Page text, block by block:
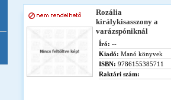
Rozália
királykisasszony a
varázspóniknál
Író: --
Kiadó: Manó könyvek
ISBN: 9786155385711
Raktári szám: